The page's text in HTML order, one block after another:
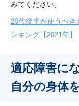
みてください。
20代後半が使うべき
ンキング【2021年】
適応障害に
自分の身体